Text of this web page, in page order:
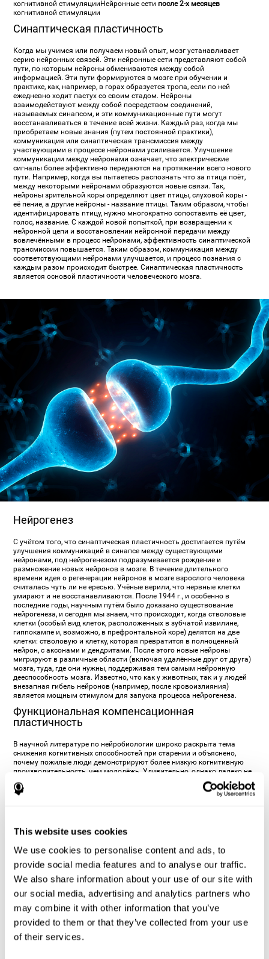
This website uses cookies
We use cookies to personalise content and ads, to
provide social media features and to analyse our traffic.
We also share information about your use of our site with
our social media, advertising and analytics partners who
may combine it with other information that you’ve
provided to them or that they’ve collected from your use
of their services.
когнитивной стимуляции Нейронные сети после 2-х месяцев
когнитивной стимуляции
Синаптическая пластичность
Когда мы учимся или получаем новый опыт, мозг устанавливает
серию нейронных связей. Эти нейронные сети представляют собой
пути, по которым нейроны обмениваются между собой
информацией. Эти пути формируются в мозге при обучении и
практике, как, например, в горах образуется тропа, если по ней
ежедневно ходит пастух со своим стадом. Нейроны
взаимодействуют между собой посредством соединений,
называемых синапсом, и эти коммуникационные пути могут
восстанавливаться в течение всей жизни. Каждый раз, когда мы
приобретаем новые знания (путем постоянной практики),
коммуникация или синаптическая трансмиссия между
участвующими в процессе нейронами усиливается. Улучшение
коммуникации между нейронами означает, что электрические
сигналы более эффективно передаются на протяжении всего нового
пути. Например, когда вы пытаетесь распознать что за птица поёт,
между некоторыми нейронами образуются новые связи. Так,
нейроны зрительной коры определяют цвет птицы, слуховой коры -
её пение, а другие нейроны - название птицы. Таким образом, чтобы
идентифицировать птицу, нужно многократно сопоставить её цвет,
голос, название. С каждой новой попыткой, при возвращении к
нейронной цепи и восстановлении нейронной передачи между
вовлечёнными в процесс нейронами, эффективность синаптической
трансмиссии повышается. Таким образом, коммуникация между
соответствующими нейронами улучшается, и процесс познания с
каждым разом происходит быстрее. Синаптическая пластичность
является основой пластичности человеческого мозга.
Нейрогенез
С учётом того, что синаптическая пластичность достигается путём
улучшения коммуникаций в синапсе между существующими
нейронами, под нейрогенезом подразумевается рождение и
размножение новых нейронов в мозге. В течение длительного
времени идея о регенерации нейронов в мозге взрослого человека
считалась чуть ли не ересью. Учёные верили, что нервные клетки
умирают и не восстанавливаются. После 1944 г., и особенно в
последние годы, научным путём было доказано существование
нейрогенеза, и сегодня мы знаем, что происходит, когда стволовые
клетки (особый вид клеток, расположенных в зубчатой извилине,
гиппокампе и, возможно, в префронтальной коре) делятся на две
клетки: стволовую и клетку, которая превратится в полноценный
нейрон, с аксонами и дендритами. После этого новые нейроны
мигрируют в различные области (включая удалённые друг от друга)
мозга, туда, где они нужны, поддерживая тем самым нейронную
дееспособность мозга. Известно, что как у животных, так и у людей
внезапная гибель нейронов (например, после кровоизлияния)
является мощным стимулом для запуска процесса нейрогенеза.
Функциональная компенсационная
пластичность
В научной литературе по нейробиологии широко раскрыта тема
снижения когнитивных способностей при старении и объяснено,
почему пожилые люди демонстрируют более низкую когнитивную
производительность, чем молодёжь. Удивительно, однако далеко не
все пожилые люди показывают низкую производительность: у
некоторых результаты ничуть не хуже, чем у молодых. Эти
неожиданно разные результаты у подгруппы людей одного и того же
самые области мозга, что и молодёжь, а также другие области мозга,
участниками эксперимента. Этот феномен сверхиспользования
мозга пожилыми людьми был исследован учёными, которые пришли
к выводу о том, что использование новых когнитивных ресурсов
происходит в рамках компенсационной стратегии. В результате
старения и снижения синаптической пластичности мозг,
демонстрируя свою пластичность, начинает реструктурировать свои
нейрокогнитивные сети. Исследования показали, что мозг приходит к
этому функциональному решению путём активации других нервных
путей, чаще задействуя области в обоих полушариях (что обычно
характерно только для более молодых людей).